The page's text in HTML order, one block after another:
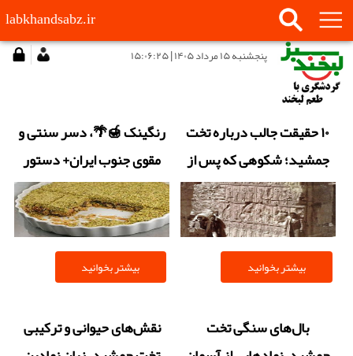
labkhandsabz.ir
پنجشنبه ۱۵ مرداد ۱۴۰۵ | ۱۵:۰۶:۲۵
۱۰ حقیقت جالب درباره تخت
جمشید؛ شکوهی که پس از
۲۵ قرن همچنان پابرجاست
بیشتر بخوانید
رنگینک 🍯🌴، دسر سنتی و
مقوی جنوب ایران+ دستور
پخت
بیشتر بخوانید
بال‌های سنگی تخت
نقش‌های حیوانی و ترکیبی